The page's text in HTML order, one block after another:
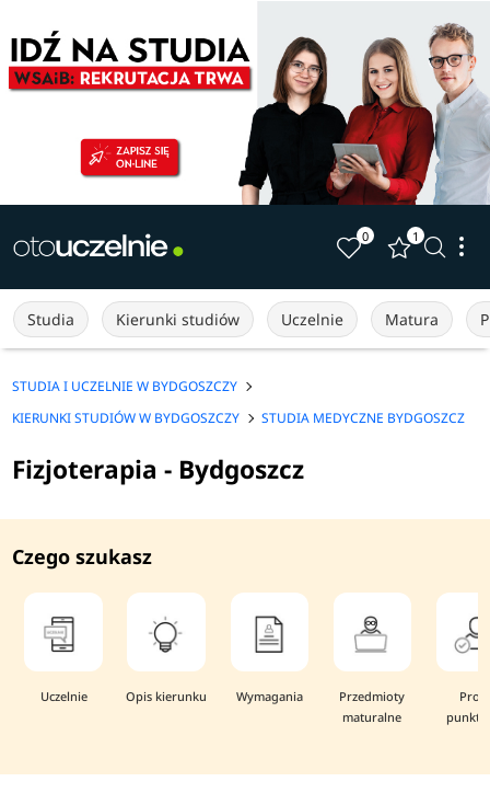
0 1
Studia Kierunki studiów Uczelnie Matura
STUDIA I UCZELNIE W BYDGOSZCZY
KIERUNKI STUDIÓW W BYDGOSZCZY
STUDIA MEDYCZNE BYDGOSZCZ
Fizjoterapia - Bydgoszcz
Czego szukasz
Uczelnie Opis kierunku Wymagania
Przedmioty
maturalne